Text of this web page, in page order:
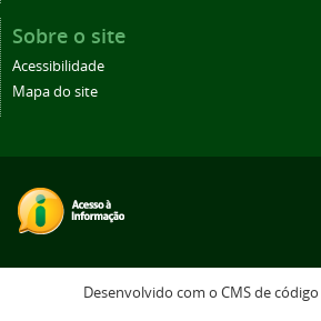
Sobre o site
Acessibilidade
Mapa do site
Desenvolvido com o CMS de